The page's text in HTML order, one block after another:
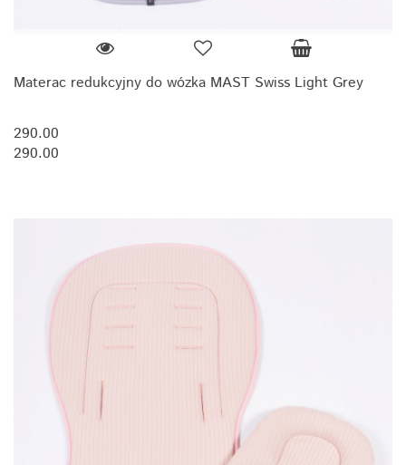
Materac redukcyjny do wózka MAST Swiss Light Grey
290.00
290.00